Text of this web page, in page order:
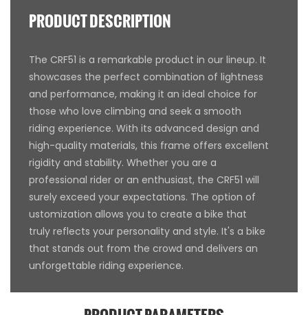
PRODUCT DESCRIPTION
The CRF51 is a remarkable product in our lineup. It
showcases the perfect combination of lightness
and performance, making it an ideal choice for
those who love climbing and seek a smooth
riding experience. With its advanced design and
high-quality materials, this frame offers excellent
rigidity and stability. Whether you are a
professional rider or an enthusiast, the CRF51 will
surely exceed your expectations. The option of
ustomization allows you to create a bike that
truly reflects your personality and style. It's a bike
that stands out from the crowd and delivers an
unforgettable riding experience.